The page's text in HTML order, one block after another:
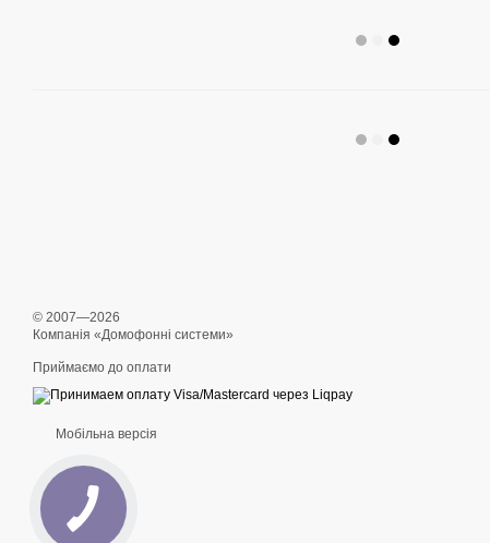
© 2007—2026
Компанія «Домофонні системи»
Приймаємо до оплати
Мобільна версія